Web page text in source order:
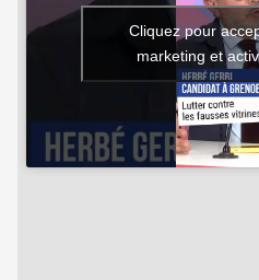
Cliquez pour
marketing et